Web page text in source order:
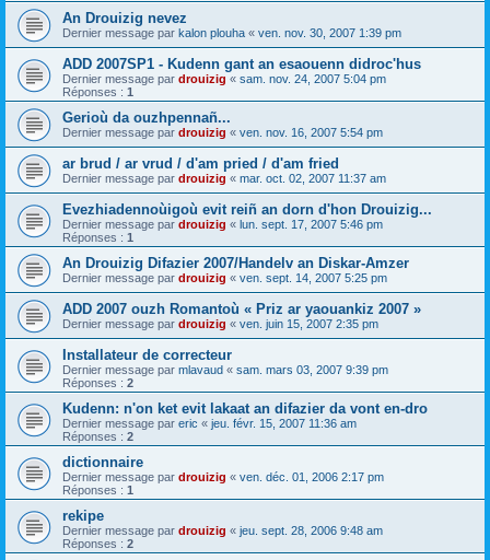
An Drouizig nevez
Dernier message par kalon plouha « ven. nov. 30, 2007 1:39 pm
ADD 2007SP1 - Kudenn gant an esaouenn didroc'hus
Dernier message par drouizig « sam. nov. 24, 2007 5:04 pm
Réponses : 1
Gerioù da ouzhpennañ...
Dernier message par drouizig « ven. nov. 16, 2007 5:54 pm
ar brud / ar vrud / d'am pried / d'am fried
Dernier message par drouizig « mar. oct. 02, 2007 11:37 am
Evezhiadennoùigoù evit reiñ an dorn d'hon Drouizig...
Dernier message par drouizig « lun. sept. 17, 2007 5:46 pm
Réponses : 1
An Drouizig Difazier 2007/Handelv an Diskar-Amzer
Dernier message par drouizig « ven. sept. 14, 2007 5:25 pm
ADD 2007 ouzh Romantoù « Priz ar yaouankiz 2007 »
Dernier message par drouizig « ven. juin 15, 2007 2:35 pm
Installateur de correcteur
Dernier message par mlavaud « sam. mars 03, 2007 9:39 pm
Réponses : 2
Kudenn: n'on ket evit lakaat an difazier da vont en-dro
Dernier message par eric « jeu. févr. 15, 2007 11:36 am
Réponses : 2
dictionnaire
Dernier message par drouizig « ven. déc. 01, 2006 2:17 pm
Réponses : 1
rekipe
Dernier message par drouizig « jeu. sept. 28, 2006 9:48 am
Réponses : 2